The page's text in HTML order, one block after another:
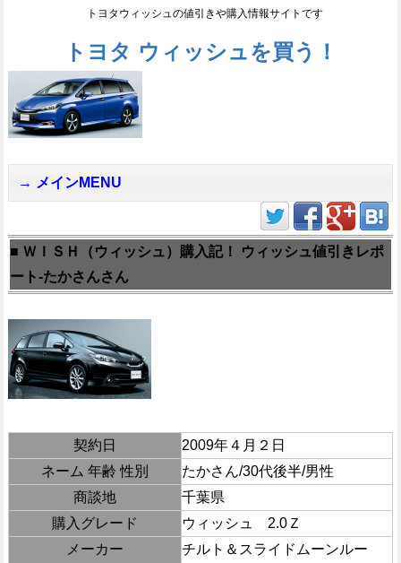
トヨタウィッシュの値引きや購入情報サイトです
トヨタ ウィッシュを買う！
メインMENU
■ ＷＩＳＨ（ウィッシュ）購入記！ ウィッシュ値引きレポ
ート-たかさんさん
契約日
2009年４月２日
ネーム 年齢 性別
たかさん/30代後半/男性
商談地
千葉県
購入グレード
ウィッシュ 2.0Ｚ
メーカー
チルト＆スライドムーンルー